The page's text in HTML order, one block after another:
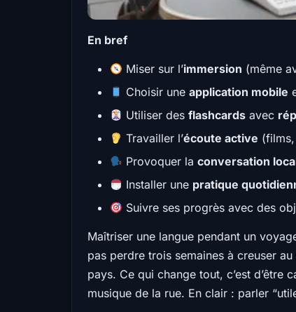
En bref
Miser sur l’immersion (même
Choisir uneapplication mobile
Utiliser desflashcards avec
Travailler l’écoute active
Provoquer laconversation
Installer une pratique
Suivre ses progrès avec des
Maîtriser une langue pendant un
pas perdre trois semaines à creuser
pays. Ce qui change tout, c’est
musique de la rue. En clair : parler